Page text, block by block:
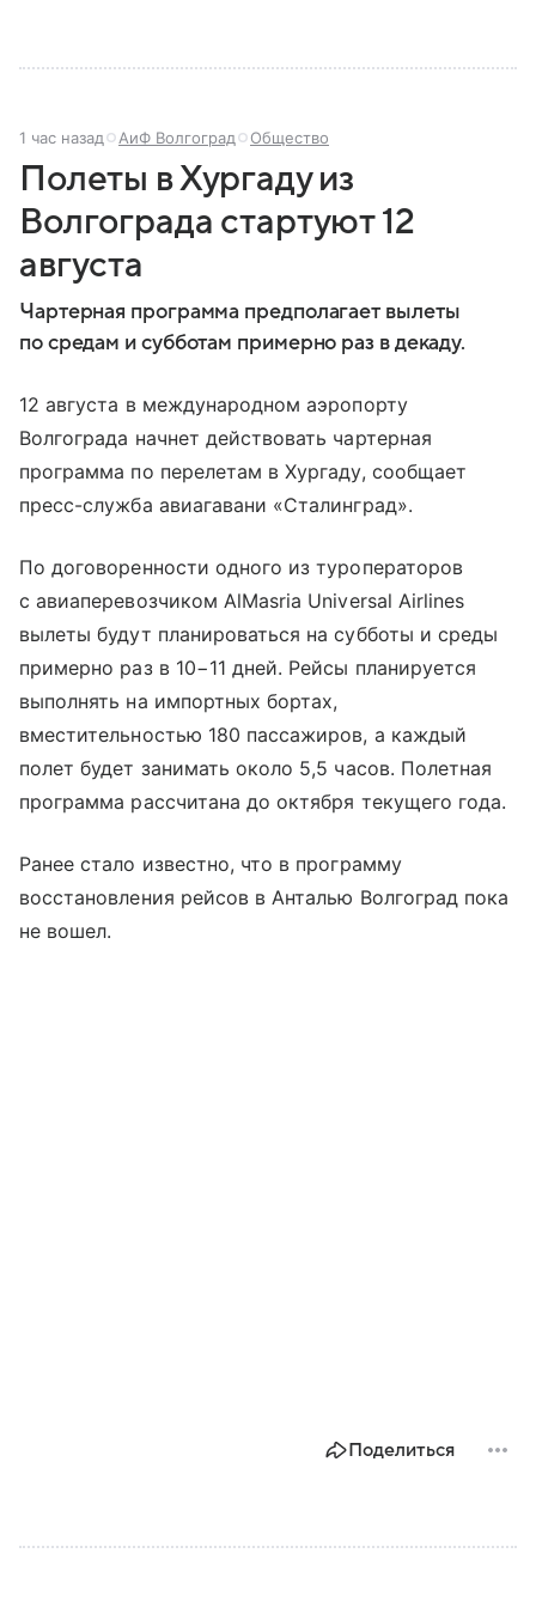
1 час назад АиФ Волгоград Общество
Полеты в Хургаду из
Волгограда стартуют 12
августа
Чартерная программа предполагает вылеты
по средам и субботам примерно раз в декаду.
12 августа в международном аэропорту
Волгограда начнет действовать чартерная
программа по перелетам в Хургаду, сообщает
пресс-служба авиагавани «Сталинград».
По договоренности одного из туроператоров
с авиаперевозчиком AlMasria Universal Airlines
вылеты будут планироваться на субботы и среды
примерно раз в 10−11 дней. Рейсы планируется
выполнять на импортных бортах,
вместительностью 180 пассажиров, а каждый
полет будет занимать около 5,5 часов. Полетная
программа рассчитана до октября текущего года.
Ранее стало известно, что в программу
восстановления рейсов в Анталью Волгоград пока
не вошел.
Поделиться